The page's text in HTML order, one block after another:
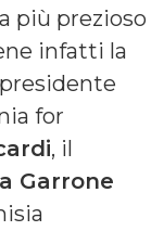
più prezioso
infatti la
for
, il
Garrone